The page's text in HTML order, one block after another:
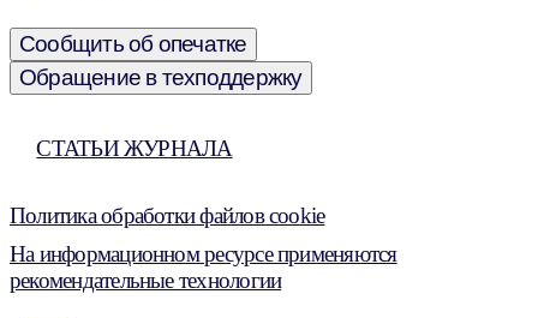
Сообщить об опечатке
Обращение в техподдержку
СТАТЬИ ЖУРНАЛА
Политика обработки файлов cookie
На информационном ресурсе применяются
рекомендательные технологии